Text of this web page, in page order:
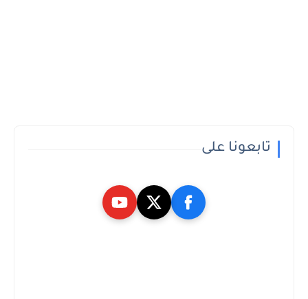
تابعونا على